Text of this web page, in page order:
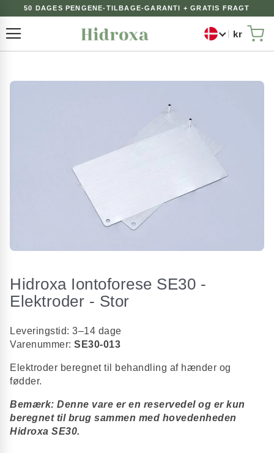
50 DAGES PENGENE-TILBAGE-GARANTI + GRATIS FRAGT
kr
Min
Gå
starten
af
Hidroxa Iontoforese SE30 -
Elektroder - Stor
Leveringstid: 3–14 dage
Varenummer: SE30-013
Elektroder beregnet til behandling af hænder og
fødder.
Bemærk: Denne vare er en reservedel og er kun
beregnet til brug sammen med hovedenheden
Hidroxa SE30.